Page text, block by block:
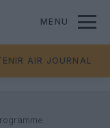
MENU
AIR JOURNAL